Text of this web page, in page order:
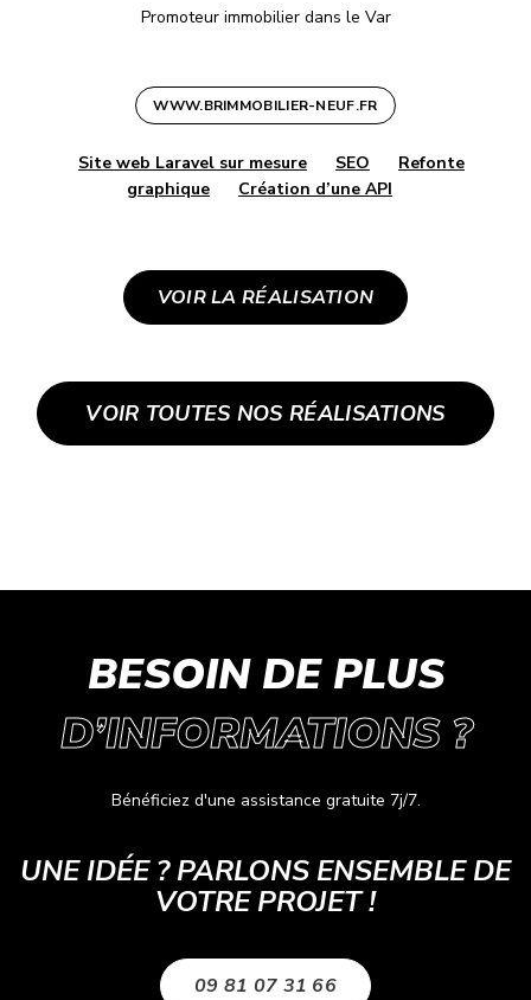
Promoteur immobilier dans le Var
WWW.BRIMMOBILIER-NEUF.FR
Site web Laravel sur mesure SEO
Refonte
graphique
Création d’une API
VOIR LA RÉALISATION
VOIR TOUTES NOS RÉALISATIONS
BESOIN DE PLUS
D’INFORMATIONS ?
Bénéficiez d'une assistance gratuite 7j/7.
UNE IDÉE ? PARLONS ENSEMBLE DE
VOTRE PROJET !
09 81 07 31 66